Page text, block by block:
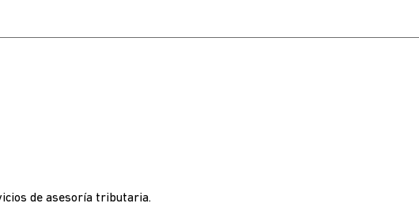
de asesoría tributaria.